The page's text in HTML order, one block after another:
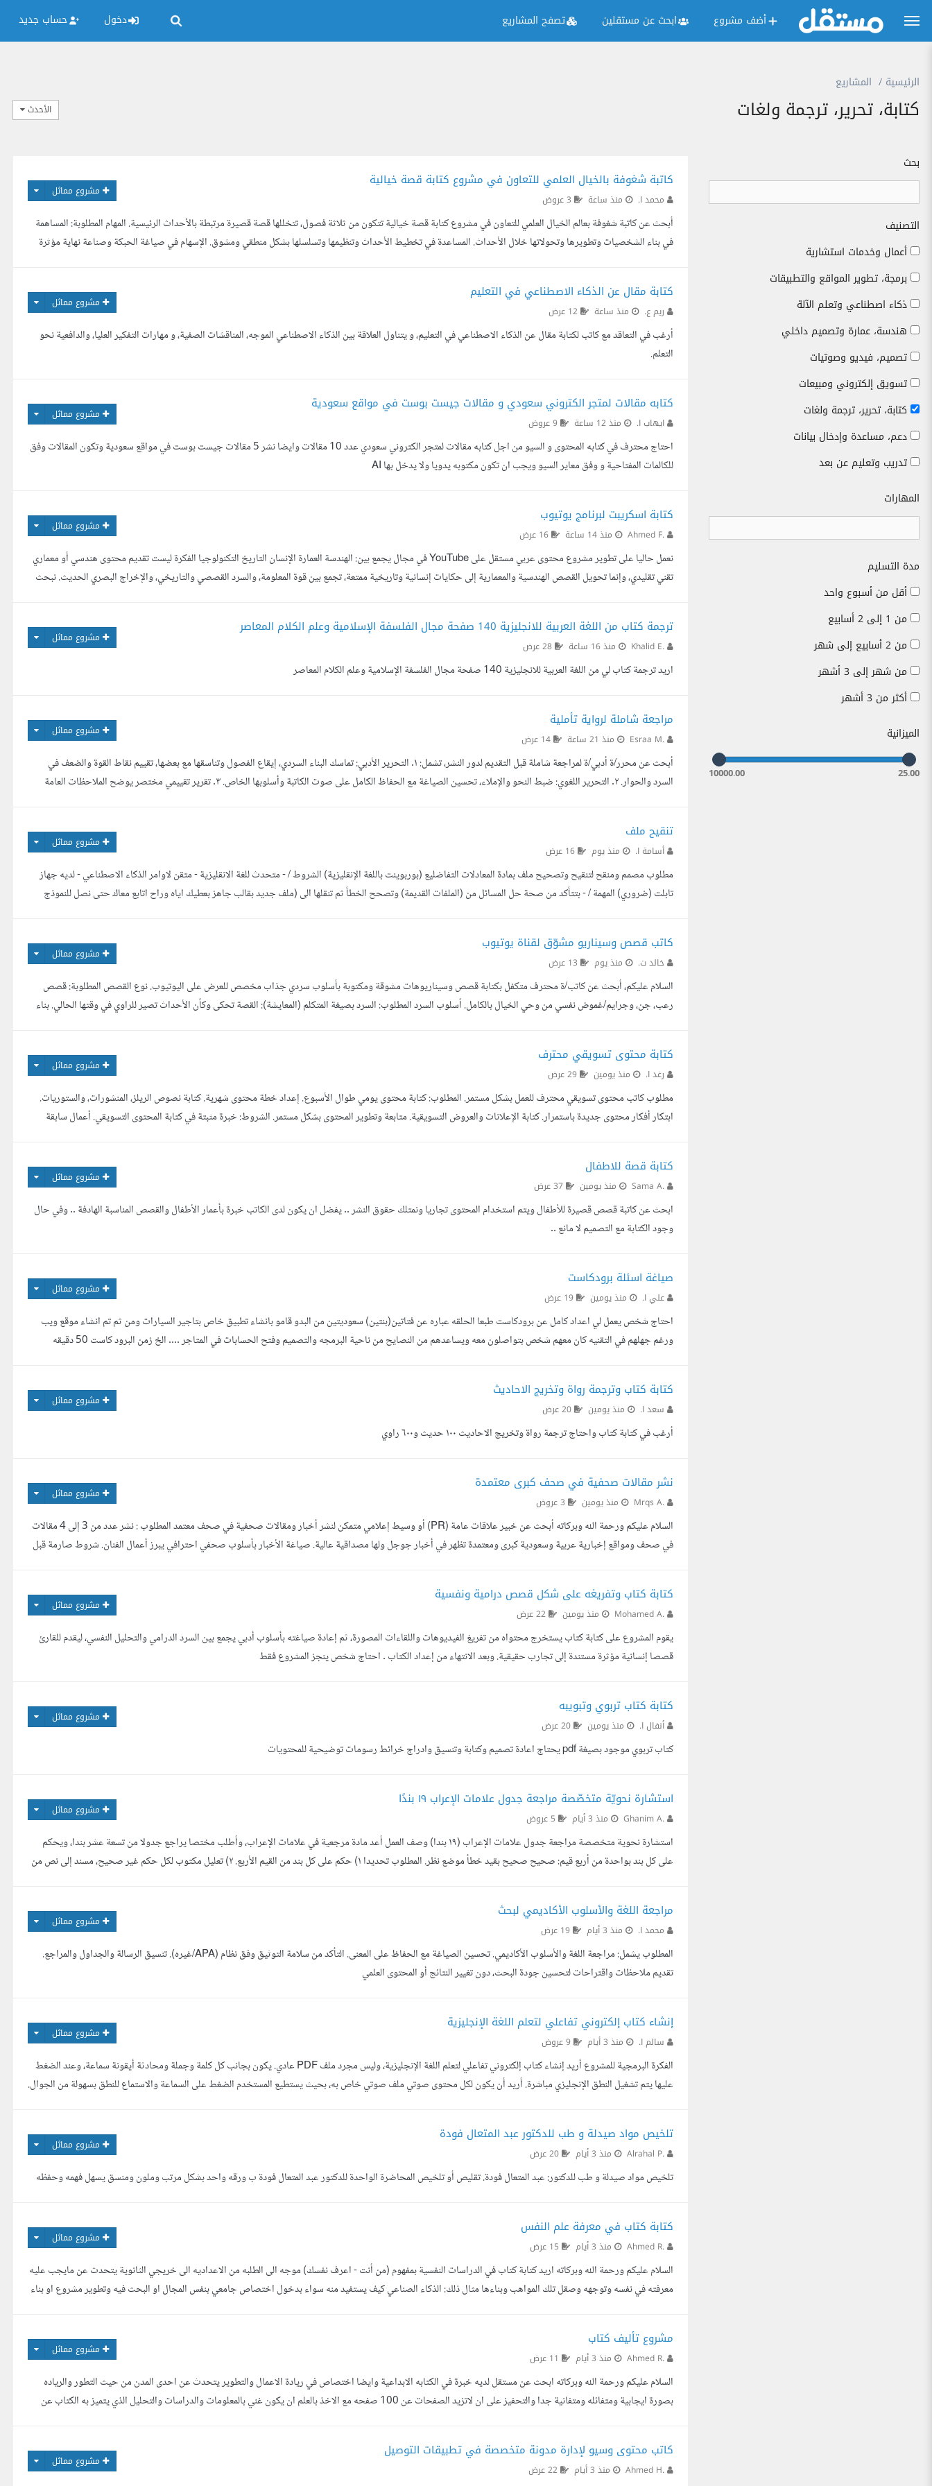
أضف مشروع ابحث عن مستقلين تصفح المشاريع دخول حساب جديد
الرئيسية المشاريع
كتابة، تحرير، ترجمة ولغات الأحدث
بحث
التصنيف
أعمال وخدمات استشارية
برمجة، تطوير المواقع والتطبيقات
ذكاء اصطناعي وتعلم الآلة
هندسة، عمارة وتصميم داخلي
تصميم، فيديو وصوتيات
تسويق إلكتروني ومبيعات
كتابة، تحرير، ترجمة ولغات
دعم، مساعدة وإدخال بيانات
تدريب وتعليم عن بعد
المهارات
مدة التسليم
أقل من أسبوع واحد
من 1 إلى 2 أسابيع
من 2 أسابيع إلى شهر
من شهر إلى 3 أشهر
أكثر من 3 أشهر
الميزانية
25.00
10000.00
كاتبة شغوفة بالخيال العلمي للتعاون في مشروع كتابة قصة خيالية
محمد ا. منذ ساعة
مشروع مماثل
أبحث عن كاتبة شغوفة بعالم الخيال العلمي للتعاون في مشروع كتابة قصة خيالية تتكون من ثلاثة فصول، تتخللها قصة قصيرة مرتبطة بالأحداث الرئيسية. المهام المطلوبة: المساهمة
في بناء الشخصيات وتطويرها وتحولاتها خلال الأحداث. المساعدة في تخطيط الأحداث وتنظيمها وتسلسلها بشكل منطقي ومشوق. الإسهام في صياغة الحبكة وصناعة نهاية مؤثرة
كتابة مقال عن الذكاء الاصطناعي في التعليم
ريم ع. منذ ساعة 12 عرض
مشروع مماثل
أرغب في التعاقد مع كاتب لكتابة مقال عن الذكاء الاصطناعي في التعليم، و يتناول العلاقة بين الذكاء الاصطناعي الموجه، المناقشات الصفية، و مهارات التفكير العليا، والدافعية نحو
التعلم.
كتابه مقالات لمتجر الكتروني سعودي و مقالات جيست بوست في مواقع سعودية
ايهاب ا. منذ 12 ساعة 9 عروض
مشروع مماثل
احتاج محترف في كتابه المحتوى و السيو من اجل كتابه مقالات لمتجر الكتروني سعودي عدد 10 مقالات وايضا نشر 5 مقالات جيست بوست في مواقع سعودية وتكون المقالات وفق
للكالمات المفتاحية و وفق معاير السيو ويجب ان تكون مكتوبه يدويا ولا يدخل بها AI
كتابة اسكريبت لبرنامج يوتيوب
Ahmed F. منذ 14 ساعة 16 عرض
مشروع مماثل
نعمل حاليا على تطوير مشروع محتوى عربي مستقل على YouTube في مجال يجمع بين: الهندسة العمارة الإنسان التاريخ التكنولوجيا الفكرة ليست تقديم محتوى هندسي أو معماري
تقني تقليدي، وإنما تحويل القصص الهندسية والمعمارية إلى حكايات إنسانية وتاريخية ممتعة، تجمع بين قوة المعلومة، والسرد القصصي والتاريخي، والإخراج البصري الحديث. نبحث
ترجمة كتاب من اللغة العربية للانجليزية 140 صفحة مجال الفلسفة الإسلامية وعلم الكلام المعاصر
Khalid E. منذ 16 ساعة 28 عرض
مشروع مماثل
اريد ترجمة كتاب لي من اللغة العربية للانجليزية 140 صفحة مجال الفلسفة الإسلامية وعلم الكلام المعاصر
مراجعة شاملة لرواية تأملية
Esraa M. منذ 21 ساعة 14 عرض
مشروع مماثل
أبحث عن محرر/ة أدبي/ة لمراجعة شاملة قبل التقديم لدور النشر، تشمل: ١. التحرير الأدبي: تماسك البناء السردي، إيقاع الفصول وتناسقها مع بعضها، تقييم نقاط القوة والضعف في
السرد والحوار. ٢. التحرير اللغوي: ضبط النحو والإملاء، تحسين الصياغة مع الحفاظ الكامل على صوت الكاتبة وأسلوبها الخاص. ٣. تقرير تقييمي مختصر يوضح الملاحظات العامة
تنقيح ملف
أسامة ا. منذ يوم 16 عرض
مشروع مماثل
مطلوب مصمم ومنقح لتنقيح وتصحيح ملف بمادة المعادلات التفاضليع (بوربوينت باللغة الإنقليزية) الشروط / - متحدث للغة الانقليزية - متقن لاوامر الذكاء الاصطناعي - لديه جهاز
تابلت (ضروري) المهمة / - بتتأكد من صحة حل المسائل من (الملفات القديمة) وتصحح الخطأ ثم تنقلها الى (ملف جديد بقالب جاهز بعطيك اياه وراح اتابع معاك حتى نصل للنموذج
كاتب قصص وسيناريو مشوّق لقناة يوتيوب
خالد ت. منذ يوم
مشروع مماثل
السلام عليكم، أبحث عن كاتب/ة محترف متكفل بكتابة قصص وسيناريوهات مشوقة ومكتوبة بأسلوب سردي جذاب مخصص للعرض على اليوتيوب. نوع القصص المطلوبة: قصص
رعب، جن، وجرايم/غموض نفسي من وحي الخيال بالكامل. أسلوب السرد المطلوب: السرد بصيغة المتكلم (المعايشة): القصة تحكى وكأن الأحداث تصير للراوي في وقتها الحالي. بناء
كتابة محتوى تسويقي محترف
رغد ا. منذ يومين 29 عرض
مشروع مماثل
مطلوب كاتب محتوى تسويقي محترف للعمل بشكل مستمر. المطلوب: كتابة محتوى يومي طوال الأسبوع. إعداد خطة محتوى شهرية. كتابة نصوص الريلز، المنشورات، والستوريات.
ابتكار أفكار محتوى جديدة باستمرار. كتابة الإعلانات والعروض التسويقية. متابعة وتطوير المحتوى بشكل مستمر. الشروط: خبرة مثبتة في كتابة المحتوى التسويقي. أعمال سابقة
كتابة قصة للاطفال
Sama A. منذ يومين
مشروع مماثل
ابحث عن كاتبة قصص قصيرة للأطفال ويتم استخدام المحتوى تجاريا ونمتلك حقوق النشر .. يفضل ان يكون لدى الكاتب خبرة بأعمار الأطفال والقصص المناسبة الهادفة .. وفي حال
وجود الكتابة مع التصميم لا مانع ..
صياغة اسئلة برودكاست
علي ا. منذ يومين 19 عرض
مشروع مماثل
احتاج شخص يعمل لي اعداد كامل عن برودكاست طبعا الحلقه عباره عن فتاتين(بنتين) سعوديتين من البدو قامو بانشاء تطبيق خاص بتاجير السيارات ومن ثم تم انشاء موقع ويب
ورغم جهلهم في التقنيه كان معهم شخص بتواصلون معه ويساعدهم من النصايح من ناحية البرمجه والتصميم وفتح الحسابات في المتاجر .... الخ زمن البرود كاست 50 دقيقه
كتابة كتاب وترجمة رواة وتخريج الاحاديث
سعد ا. منذ يومين 20 عرض
مشروع مماثل
أرغب في كتابة كتاب واحتاج ترجمة رواة وتخريج الاحاديث ١٠٠ حديث و٦٠٠ راوي
نشر مقالات صحفية في صحف كبرى معتمدة
Mrqs A. منذ يومين
مشروع مماثل
السلام عليكم ورحمة الله وبركاته أبحث عن خبير علاقات عامة (PR) أو وسيط إعلامي متمكن لنشر أخبار ومقالات صحفية في صحف معتمد المطلوب : نشر عدد من 3 إلى 4 مقالات
في صحف ومواقع إخبارية عربية وسعودية كبرى ومعتمدة تظهر في أخبار جوجل ولها مصداقية عالية. صياغة الأخبار بأسلوب صحفي احترافي يبرز أعمال الفنان. شروط صارمة قبل
كتابة كتاب وتفريغه على شكل قصص درامية ونفسية
Mohamed A. منذ يومين 22 عرض
مشروع مماثل
يقوم المشروع على كتابة كتاب يستخرج محتواه من تفريغ الفيديوهات واللقاءات المصورة، ثم إعادة صياغته بأسلوب أدبي يجمع بين السرد الدرامي والتحليل النفسي، ليقدم للقارئ
قصصا إنسانية مؤثرة مستندة إلى تجارب حقيقية. وبعد الانتهاء من إعداد الكتاب . احتاج شخص ينجز المشروع فقط
كتابة كتاب تربوي وتبويبه
أنفال ا. منذ يومين 20 عرض
مشروع مماثل
كتاب تربوي موجود بصيغة pdf يحتاج اعادة تصميم وكتابة وتنسيق وادراج خرائط رسومات توضيحية للمحتويات
استشارة نحويّة متخصّصة مراجعة جدول علامات الإعراب ١٩ بندًا
Ghanim A. منذ 3 أيام
مشروع مماثل
استشارة نحوية متخصصة مراجعة جدول علامات الإعراب (١٩ بندا) وصف العمل أعد مادة مرجعية في علامات الإعراب، وأطلب مختصا يراجع جدولا من تسعة عشر بندا، ويحكم
على كل بند بواحدة من أربع قيم: صحيح صحيح بقيد خطأ موضع نظر. المطلوب تحديدا ١) حكم على كل بند من القيم الأربع. ٢) تعليل مكتوب لكل حكم غير صحيح، مسند إلى نص من
مراجعة اللغة والأسلوب الأكاديمي لبحث
محمد ا. منذ 3 أيام 19 عرض
مشروع مماثل
المطلوب يشمل: مراجعة اللغة والأسلوب الأكاديمي. تحسين الصياغة مع الحفاظ على المعنى. التأكد من سلامة التوثيق وفق نظام (APA/غيره). تنسيق الرسالة والجداول والمراجع.
تقديم ملاحظات واقتراحات لتحسين جودة البحث، دون تغيير النتائج أو المحتوى العلمي
إنشاء كتاب إلكتروني تفاعلي لتعلم اللغة الإنجليزية
سالم ا. منذ 3 أيام 9 عروض
مشروع مماثل
الفكرة البرمجية للمشروع أريد إنشاء كتاب إلكتروني تفاعلي لتعلم اللغة الإنجليزية، وليس مجرد ملف PDF عادي. يكون بجانب كل كلمة وجملة ومحادثة أيقونة سماعة، وعند الضغط
عليها يتم تشغيل النطق الإنجليزي مباشرة. أريد أن يكون لكل محتوى صوتي ملف صوتي خاص به، بحيث يستطيع المستخدم الضغط على السماعة والاستماع للنطق بسهولة من الجوال.
تلخيص مواد صيدلة و طب للدكتور عبد المتعال فودة
Alrahal P. منذ 3 أيام 20 عرض
مشروع مماثل
تلخيص مواد صيدلة و طب للدكتور: عبد المتعال فودة. تقليص أو تلخيص المحاضرة الواحدة للدكتور عبد المتعال فودة ب ورقه واحد بشكل مرتب وملون ومنسق يسهل فهمه وحفظه
كتابة كتاب في معرفة علم النفس
Ahmed R. منذ 3 أيام
مشروع مماثل
السلام عليكم ورحمة الله وبركاته اريد كتابة كتاب في الدراسات النفسية بمفهوم (من أنت - اعرف نفسك) موجه الى الطلبه من الاعداديه الى خريجي الثانوية يتحدث عن مايجب عليه
معرفته في نفسه وتوجهه وصقل تلك المواهب وبناءها مثال ذلك: الذكاء الصناعي كيف يستفيد منه سواء بدخول اختصاص جامعي بنفس المجال او البحث فيه وتطوير مشروع او بناء
مشروع تأليف كتاب
Ahmed R. منذ 3 أيام
مشروع مماثل
السلام عليكم ورحمة الله وبركاته ابحث عن مستقل لديه خبرة في الكتابه الابداعية وايضا اختصاص في ريادة الاعمال والتطوير يتحدث عن احدى المدن من حيث التطور والرياده
بصورة ايجابية ومتفائله ومتفانية جدا والتحفيز على ان لاتزيد الصفحات عن 100 صفحه مع الاخذ بالعلم ان يكون غني بالمعلومات والدراسات والتحليل الذي يتميز به الكتاب عن
كاتب محتوى وسيو لإدارة مدونة متخصصة في تطبيقات التوصيل
Ahmed H. منذ 3 أيام 22 عرض
مشروع مماثل